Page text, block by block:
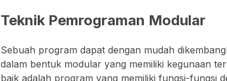
Teknik Pemrograman Modular
Sebuah program dapat dengan mudah
dalam bentuk modular yang memiliki kegunaan
baik adalah program yang memiliki fungsi-fungsi